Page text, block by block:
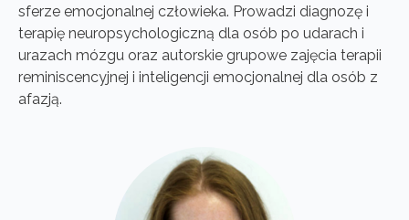
sferze emocjonalnej człowieka. Prowadzi diagnozę i
terapię neuropsychologiczną dla osób po udarach i
urazach mózgu oraz autorskie grupowe zajęcia terapii
reminiscencyjnej i inteligencji emocjonalnej dla osób z
afazją.